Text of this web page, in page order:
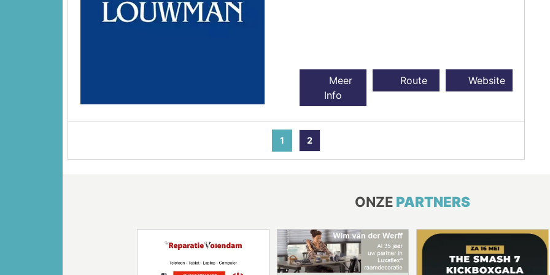
Meer
Info
Route Website
1 2
ONZE PARTNERS